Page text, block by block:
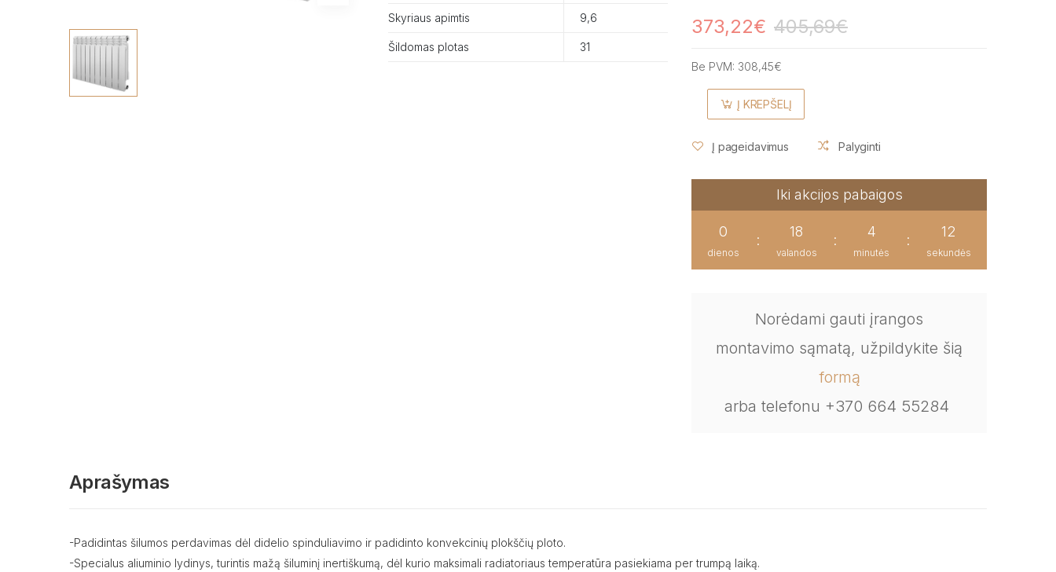
Skyriaus apimtis 9,6
Šildomas plotas 31
373,22€ 405,69€
Be PVM: 308,45€
Į KREPŠELĮ
Į pageidavimus Palyginti
Iki akcijos pabaigos
0
dienos
:
18
valandos
:
4
minutės
:
11
sekundės
Norėdami gauti įrangos
montavimo sąmatą, užpildykite šią
formą
arba telefonu +370 664 55284
Aprašymas
-Padidintas šilumos perdavimas dėl didelio spinduliavimo ir padidinto konvekcinių plokščių ploto.
-Specialus aliuminio lydinys, turintis mažą šiluminį inertiškumą, dėl kurio maksimali radiatoriaus temperatūra pasiekiama per trumpą laiką.